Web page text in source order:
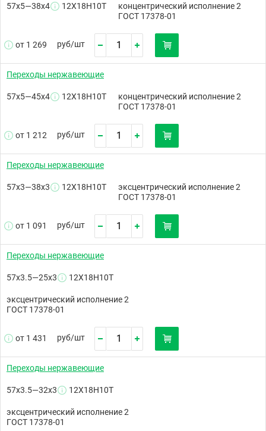
57х5—38х4 12Х18Н10Т
концентрический исполнение 2
ГОСТ 17378-01
от 1 269 руб/шт
Переходы нержавеющие
57х5—45х4 12Х18Н10Т
концентрический исполнение 2
ГОСТ 17378-01
от 1 212 руб/шт
Переходы нержавеющие
57х3—38х3 12Х18Н10Т
эксцентрический исполнение 2
ГОСТ 17378-01
от 1 091 руб/шт
Переходы нержавеющие
57х3.5—25х3 12Х18Н10Т
эксцентрический исполнение 2
ГОСТ 17378-01
от 1 431 руб/шт
Переходы нержавеющие
57х3.5—32х3 12Х18Н10Т
эксцентрический исполнение 2
ГОСТ 17378-01